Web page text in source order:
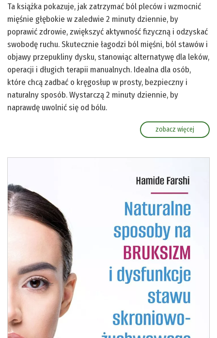
Ta książka pokazuje, jak zatrzymać ból pleców i wzmocnić
mięśnie głębokie w zaledwie 2 minuty dziennie, by
poprawić zdrowie, zwiększyć aktywność fizyczną i odzyskać
swobodę ruchu. Skutecznie łagodzi ból mięśni, ból stawów i
objawy przepukliny dysku, stanowiąc alternatywę dla leków,
operacji i długich terapii manualnych. Idealna dla osób,
które chcą zadbać o kręgosłup w prosty, bezpieczny i
naturalny sposób. Wystarczą 2 minuty dziennie, by
naprawdę uwolnić się od bólu.
zobacz więcej